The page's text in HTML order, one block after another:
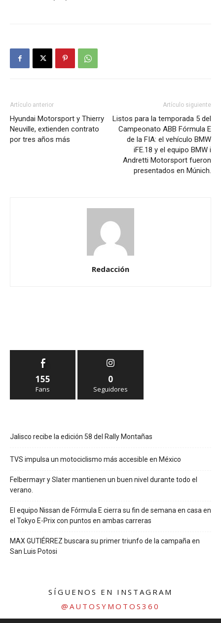
Artículo anterior
Hyundai Motorsport y Thierry
Neuville, extienden contrato
por tres años más
Artículo siguiente
Listos para la temporada 5 del
Campeonato ABB Fórmula E
de la FIA: el vehículo BMW
iFE.18 y el equipo BMW i
Andretti Motorsport fueron
presentados en Múnich.
Redacción
155
Fans
0
Seguidores
Jalisco recibe la edición 58 del Rally Montañas
TVS impulsa un motociclismo más accesible en México
Felbermayr y Slater mantienen un buen nivel durante todo el
verano.
El equipo Nissan de Fórmula E cierra su fin de semana en casa en
el Tokyo E-Prix con puntos en ambas carreras
MAX GUTIÉRREZ buscara su primer triunfo de la campaña en
San Luis Potosi
SÍGUENOS EN INSTAGRAM
@AUTOSYMOTOS360